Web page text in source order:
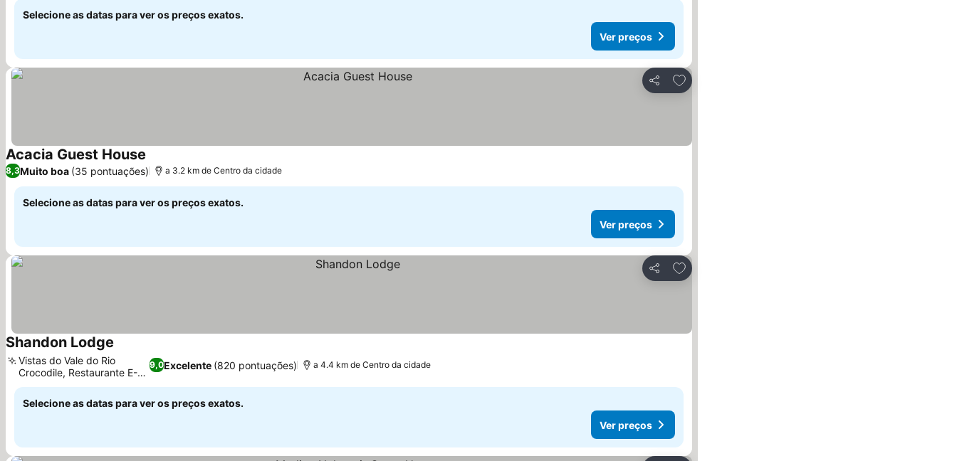
Selecione as datas para ver os preços exatos.
Ver preços
Partilhar
Adicionar aos favoritos
Acacia Guest House Ver preços
8,3Muito boa (35 pontuações) a 3.2 km de Centro da cidade
Selecione as datas para ver os preços exatos.
Ver preços
Partilhar
Adicionar aos favoritos
Shandon Lodge
9,0Excelente (820 pontuações)
Vistas do Vale do Rio
Crocodile, Restaurante E-
tree
a 4.4 km de Centro da cidade
Selecione as datas para ver os preços exatos.
Ver preços